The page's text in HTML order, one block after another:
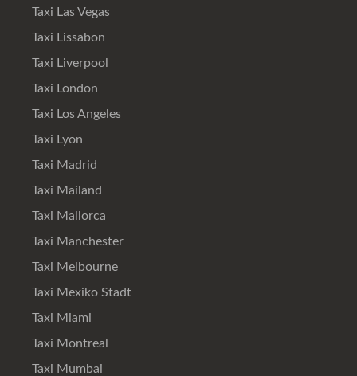
Taxi Las Vegas
Taxi Lissabon
Taxi Liverpool
Taxi London
Taxi Los Angeles
Taxi Lyon
Taxi Madrid
Taxi Mailand
Taxi Mallorca
Taxi Manchester
Taxi Melbourne
Taxi Mexiko Stadt
Taxi Miami
Taxi Montreal
Taxi Mumbai